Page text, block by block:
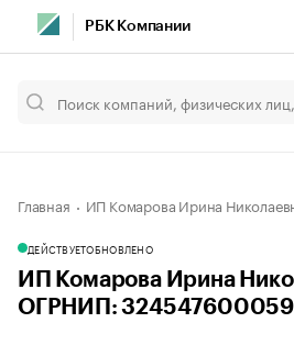
РБК Компании
Главная ИП Комарова Ирина
ДЕЙСТВУЕТОБНОВЛЕНО
ИП Комарова Ирина
ОГРНИП: